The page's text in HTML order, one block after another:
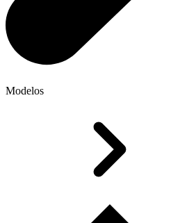
Modelos